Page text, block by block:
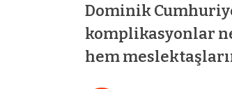
Dominik
komplikasyonlar
hem